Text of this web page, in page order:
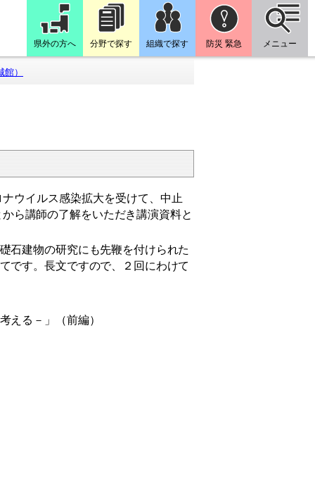
県外の方へ 分野で探す 組織で探す 防災 緊急 メニュー
）
ウイルス感染拡大を受けて、中止
ら講師の了解をいただき講演資料と
建物の研究にも先鞭を付けられた
です。長文ですので、２回にわけて
える－」（前編）